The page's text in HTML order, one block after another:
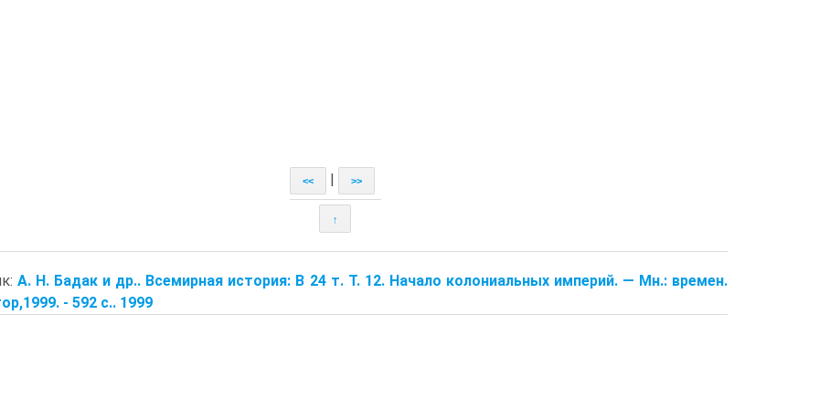
<< >>
↑
А. Н. Бадак и др.. Всемирная история: В 24 т. Т. 12. Начало коло­ниальных империй. — Мн.: времен.
- 592 с.. 1999